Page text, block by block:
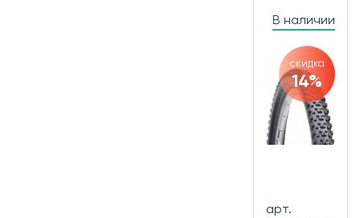
В наличии
скидка
14%
арт.